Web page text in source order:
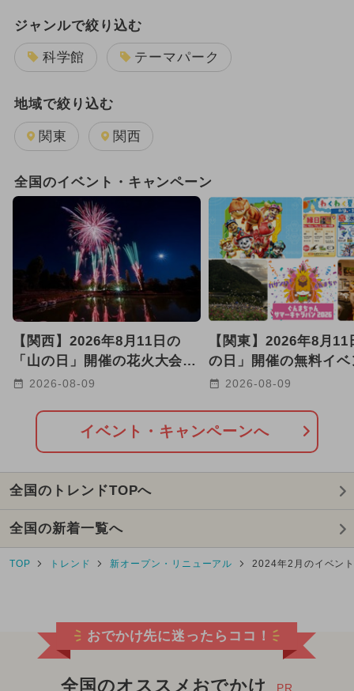
ジャンルで絞り込む
科学館 テーマパーク
地域で絞り込む
関東 関西
全国のイベント・キャンペーン
【関西】2026年8月11日の
「山の日」開催の花火大会4
選！川沿い・海辺・音楽花火
2026-08-09
【関東】2026年8月11
の日」開催の無料イベ
選 夏祭り＆水遊び＆
2026-08-09
イベント・キャンペーンへ
全国のトレンドTOPへ
全国の新着一覧へ
TOP トレンド 新オープン・リニューアル 2024年2月のイベン
おでかけ先に迷ったらココ！
全国のオススメおでかけ PR